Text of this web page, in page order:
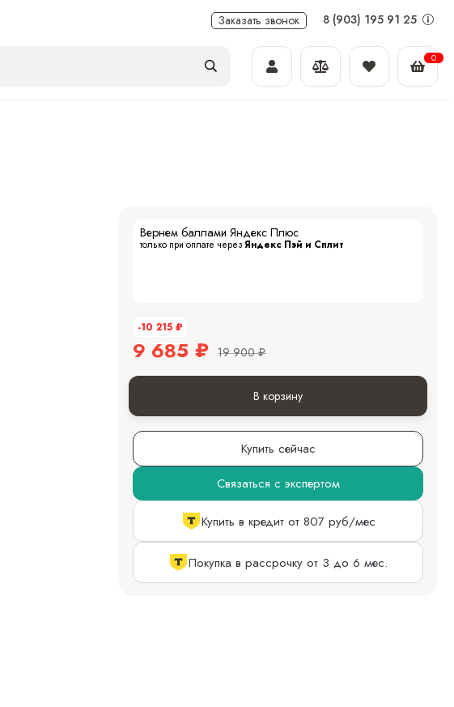
Заказать звонок 8 (903) 195 91 25
0
Вернем баллами Яндекс Плюс
только при оплате черезЯндекс Пэй и Сплит
-10 215 ₽
9 685 ₽ 19 900 ₽
В корзину
Купить сейчас
Связаться с экспертом
Купить в кредит от 807 руб/мес
Покупка в рассрочку от 3 до 6 мес.